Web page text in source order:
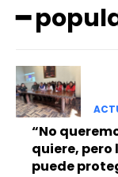
━
“No
quiere, pero
puede